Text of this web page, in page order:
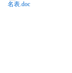
名表.doc